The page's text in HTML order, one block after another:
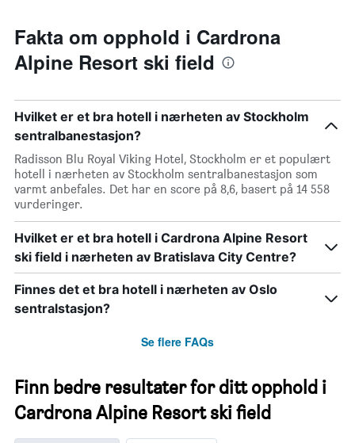
Fakta om opphold i Cardrona
Alpine Resort ski field
Hvilket er et bra hotell i nærheten av Stockholm
sentralbanestasjon?
Radisson Blu Royal Viking Hotel, Stockholm er et populært
hotell i nærheten av Stockholm sentralbanestasjon som
varmt anbefales. Det har en score på 8,6, basert på 14 558
vurderinger.
Hvilket er et bra hotell i Cardrona Alpine Resort
ski field i nærheten av Bratislava City Centre?
Finnes det et bra hotell i nærheten av Oslo
sentralstasjon?
Se flere FAQs
Finn bedre resultater for ditt opphold i
Cardrona Alpine Resort ski field